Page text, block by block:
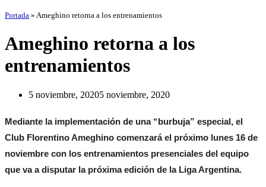
Portada » Ameghino retorna a los entrenamientos
Ameghino retorna a los
entrenamientos
5 noviembre, 20205 noviembre, 2020
Mediante la implementación de una “burbuja” especial, el
Club Florentino Ameghino comenzará el próximo lunes 16 de
noviembre con los entrenamientos presenciales del equipo
que va a disputar la próxima edición de la Liga Argentina.